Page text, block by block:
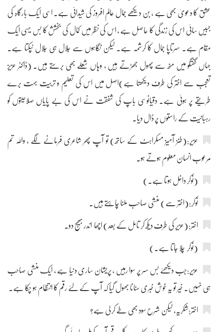
عشق کا دعویٰ بھی ہے ، بن دیکھے جمال عالم افروز کی شیدائی ہے۔ اسی ایک بارگاہ کی
جبیں سائی اس کی زندگی کا حاصل ہے ، اس کی نظر میں کمال کی بخشش کا بس یہی ایک
مقام ہے۔ سرتاپا جمال کا کرشمہ ہے۔ لیکن نگاہوں سے جلال ہی جلال ٹپکتا ہے۔
جہاں گفتگو میں منھ سے پھول جھڑتے ہیں ، وہاں شعلے بھی برستے ہیں۔ (ڈاکٹر عزیز
تعجب سے اختر کی طرف دیکھتا ہے)اصل میں اس کی تعلیم و تربیت بہت برے
طریقے پر ہوئی ہے۔ دقیانوسی باپ کی شفقت نے اس کی بے پایاں صلاحیتوں کو
رہبانیت کے راستوں پر ڈال دیا۔
عزیر:(طنز آمیز مسکراہٹ کے ساتھ) تو آپ پھر شاعری فرمانے لگے ، واللہ تم
مرعوب انسان معلوم ہوتے ہو۔
(نوکر داخل ہوتا ہے۔)
نوکر:(اختر سے) منشی صاحب ملنا چاہتے ہیں۔
اختر:(عزیر کی طرف دیکھ کر تامل کے بعد) اچھا اندر بھیج دو۔
(نوکر چلا جاتا ہے۔)
عزیر:جب دیکھئے بس سر پر سوا رہیں ، پریشان ساری دنیا ہے ، ایک منشی صاحب
ہی نہیں۔ خیر تو یہ خوش خبری سنانا بھول گیا کہ آپ کے لئے رقم کا انتظام ہو چکا ہے۔
اختر:شکریہ، لیکن شرح سود بھی طے کر لی ہے؟